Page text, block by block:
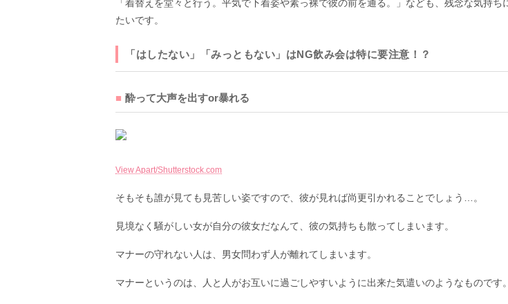
「着替えを堂々と行う。平気で下着姿や素っ裸で彼の前を通る。」なども、残念な気持ち
たいです。
「はしたない」「みっともない」はNG飲み会は特に要注意！？
酔って大声を出すor暴れる
View Apart/Shutterstock.com
そもそも誰が見ても見苦しい姿ですので、彼が見れば尚更引かれることでしょう…。
見境なく騒がしい女が自分の彼女だなんて、彼の気持ちも散ってしまいます。
マナーの守れない人は、男女問わず人が離れてしまいます。
マナーというのは、人と人がお互いに過ごしやすいように出来た気遣いのようなものです。